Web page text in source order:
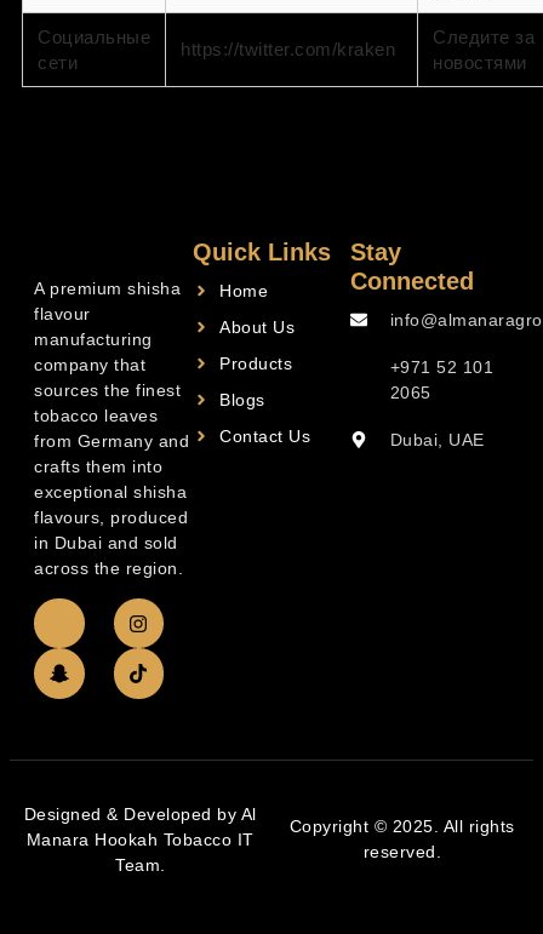
Социальные
сети
https://twitter.com/kraken
Следите за
новостями
A premium shisha
flavour
manufacturing
company that
sources the finest
tobacco leaves
from Germany and
crafts them into
exceptional shisha
flavours, produced
in Dubai and sold
across the region.
Quick Links
Home
About Us
Products
Blogs
Contact Us
Stay
Connected
+971 52 101
2065
Dubai, UAE
Designed & Developed by Al
Manara Hookah Tobacco IT
Team.
Copyright © 2025. All rights
reserved.